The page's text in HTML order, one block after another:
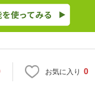
お気に入り 0